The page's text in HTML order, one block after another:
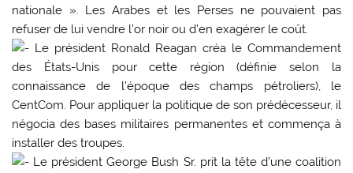
nationale ». Les Arabes et les Perses ne pouvaient pas
refuser de lui vendre l’or noir ou d’en exagérer le coût.
Le président Ronald Reagan créa le Commandement
des États-Unis pour cette région (définie selon la
connaissance de l’époque des champs pétroliers), le
CentCom. Pour appliquer la politique de son prédécesseur, il
négocia des bases militaires permanentes et commença à
installer des troupes.
Le président George Bush Sr. prit la tête d’une coalition